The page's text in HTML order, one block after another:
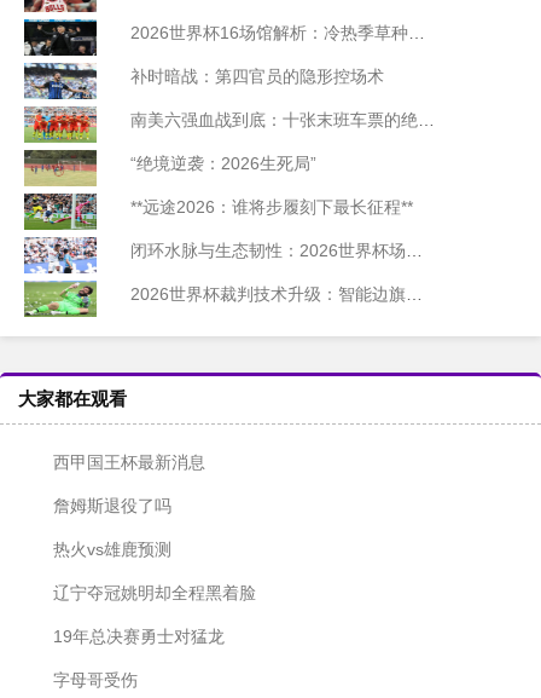
2026世界杯16场馆解析：冷热季草种动态切换策略与赛事适应性评估
补时暗战：第四官员的隐形控场术
南美六强血战到底：十张末班车票的绝命冲刺
“绝境逆袭：2026生死局”
**远途2026：谁将步履刻下最长征程**
闭环水脉与生态韧性：2026世界杯场馆雨水循环系统的绿色重构
2026世界杯裁判技术升级：智能边旗角度传感系统的工程化落地方案
大家都在观看
西甲国王杯最新消息
詹姆斯退役了吗
热火vs雄鹿预测
辽宁夺冠姚明却全程黑着脸
19年总决赛勇士对猛龙
字母哥受伤